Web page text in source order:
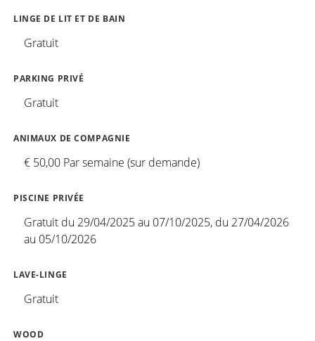
LINGE DE LIT ET DE BAIN
Gratuit
PARKING PRIVÉ
Gratuit
ANIMAUX DE COMPAGNIE
€ 50,00 Par semaine (sur demande)
PISCINE PRIVÉE
Gratuit du 29/04/2025 au 07/10/2025, du 27/04/2026
au 05/10/2026
LAVE-LINGE
Gratuit
WOOD